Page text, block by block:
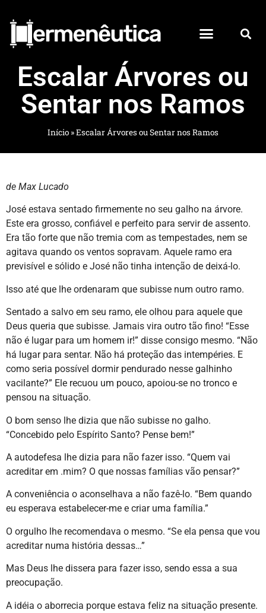
Escalar Árvores ou
Sentar nos Ramos
Início »Escalar Árvores ou Sentar nos Ramos
de Max Lucado
José estava sentado firmemente no seu galho na árvore.
Este era grosso, confiável e perfeito para servir de assento.
Era tão forte que não tremia com as tempestades, nem se
agitava quando os ventos sopravam. Aquele ramo era
previsível e sólido e José não tinha intenção de deixá-lo.
Isso até que lhe ordenaram que subisse num outro ramo.
Sentado a salvo em seu ramo, ele olhou para aquele que
Deus queria que subisse. Jamais vira outro tão fino! “Esse
não é lugar para um homem ir!” disse consigo mesmo. “Não
há lugar para sentar. Não há proteção das intempéries. E
como seria possível dormir pendurado nesse galhinho
vacilante?” Ele recuou um pouco, apoiou-se no tronco e
pensou na situação.
O bom senso lhe dizia que não subisse no galho.
“Concebido pelo Espírito Santo? Pense bem!”
A autodefesa lhe dizia para não fazer isso. “Quem vai
acreditar em .mim? O que nossas famílias vão pensar?”
A conveniência o aconselhava a não fazê-lo. “Bem quando
eu esperava estabelecer-me e criar uma família.”
O orgulho lhe recomendava o mesmo. “Se ela pensa que vou
acreditar numa história dessas…”
Mas Deus lhe dissera para fazer isso, sendo essa a sua
preocupação.
A idéia o aborrecia porque estava feliz na situação presente.